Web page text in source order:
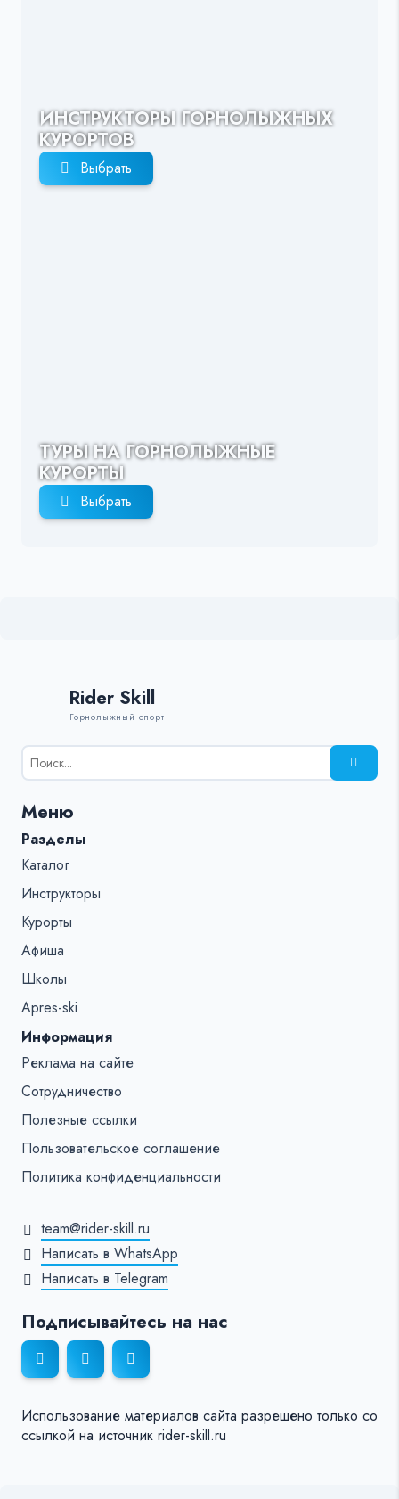
ИНСТРУКТОРЫ ГОРНОЛЫЖНЫХ
КУРОРТОВ
Выбрать
ТУРЫ НА ГОРНОЛЫЖНЫЕ
КУРОРТЫ
Выбрать
Rider Skill
Горнолыжный спорт
Результаты
поиска
%s:
Меню
Разделы
Каталог
Инструкторы
Курорты
Афиша
Школы
Apres-ski
Информация
Реклама на сайте
Сотрудничество
Полезные ссылки
Пользовательское соглашение
Политика конфиденциальности
team@rider-skill.ru
Написать в WhatsApp
Написать в Telegram
Подписывайтесь на нас
Использование материалов сайта разрешено только со
ссылкой на источник rider-skill.ru